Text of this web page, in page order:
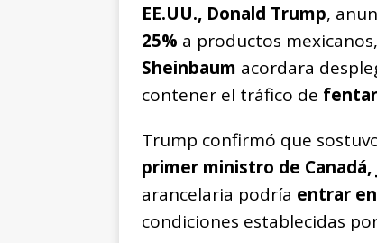
EE.UU., Donald Trump,
25% a productos
Sheinbaum acordara
contener el tráfico de
Trump confirmó que
primer ministro de
arancelaria podría entrar
condiciones establecidas